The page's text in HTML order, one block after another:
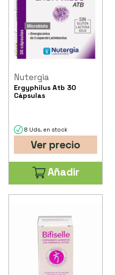
Nutergia
Ergyphilus Atb 30
Cápsulas
8 Uds. en stock
Ver precio
Añadir